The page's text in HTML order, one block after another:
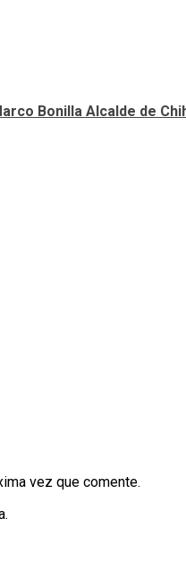
Bonilla Alcalde de
vez que comente.